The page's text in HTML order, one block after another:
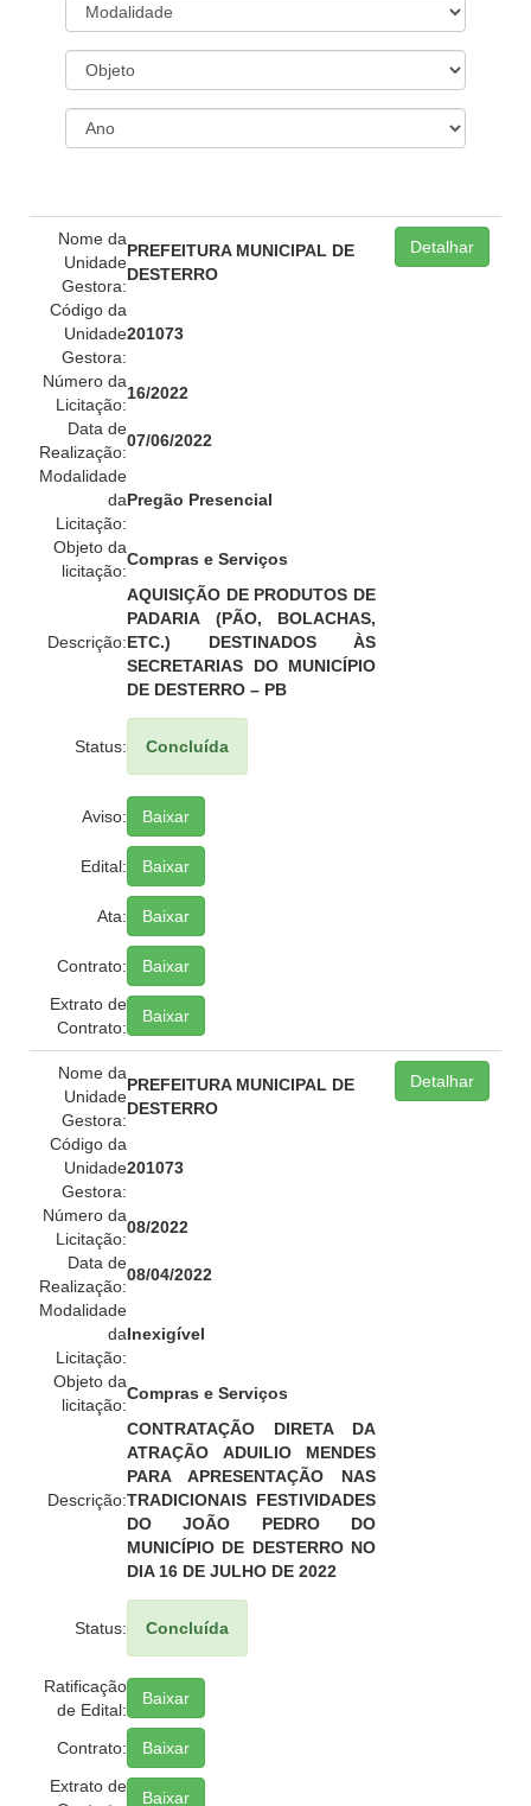
Nome da
Unidade
Gestora:
PREFEITURA MUNICIPAL DE
DESTERRO
Código da
Unidade
Gestora:
201073
Número da
Licitação:
16/2022
Data de
Realização:
07/06/2022
Modalidade
da
Licitação:
Pregão Presencial
Objeto da
licitação:
Compras e Serviços
Descrição:
AQUISIÇÃO DE PRODUTOS DE
PADARIA (PÃO, BOLACHAS,
ETC.) DESTINADOS ÀS
SECRETARIAS DO MUNICÍPIO
DE DESTERRO – PB
Status: Concluída
Aviso: Baixar
Edital: Baixar
Ata: Baixar
Contrato:
Baixar
Extrato de
Contrato:
Baixar
Detalhar
Nome da
Unidade
Gestora:
PREFEITURA MUNICIPAL DE
DESTERRO
Código da
Unidade
Gestora:
201073
Número da
Licitação:
08/2022
Data de
Realização:
08/04/2022
Modalidade
da
Licitação:
Inexigível
Objeto da
licitação:
Compras e Serviços
Descrição:
CONTRATAÇÃO DIRETA DA
ATRAÇÃO ADUILIO MENDES
PARA APRESENTAÇÃO NAS
TRADICIONAIS FESTIVIDADES
DO JOÃO PEDRO DO
MUNICÍPIO DE DESTERRO NO
DIA 16 DE JULHO DE 2022
Status: Concluída
Ratificação
de Edital:
Baixar
Contrato:
Baixar
Extrato de
Baixar
Detalhar